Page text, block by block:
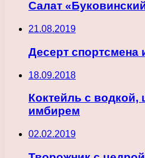
Салат
21.08.2019
Десерт спортсмена
18.09.2018
Коктейль с водкой,
имбирем
02.02.2019